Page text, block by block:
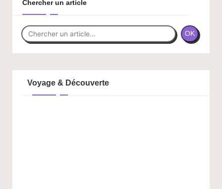
Chercher un article
OK
Voyage & Découverte